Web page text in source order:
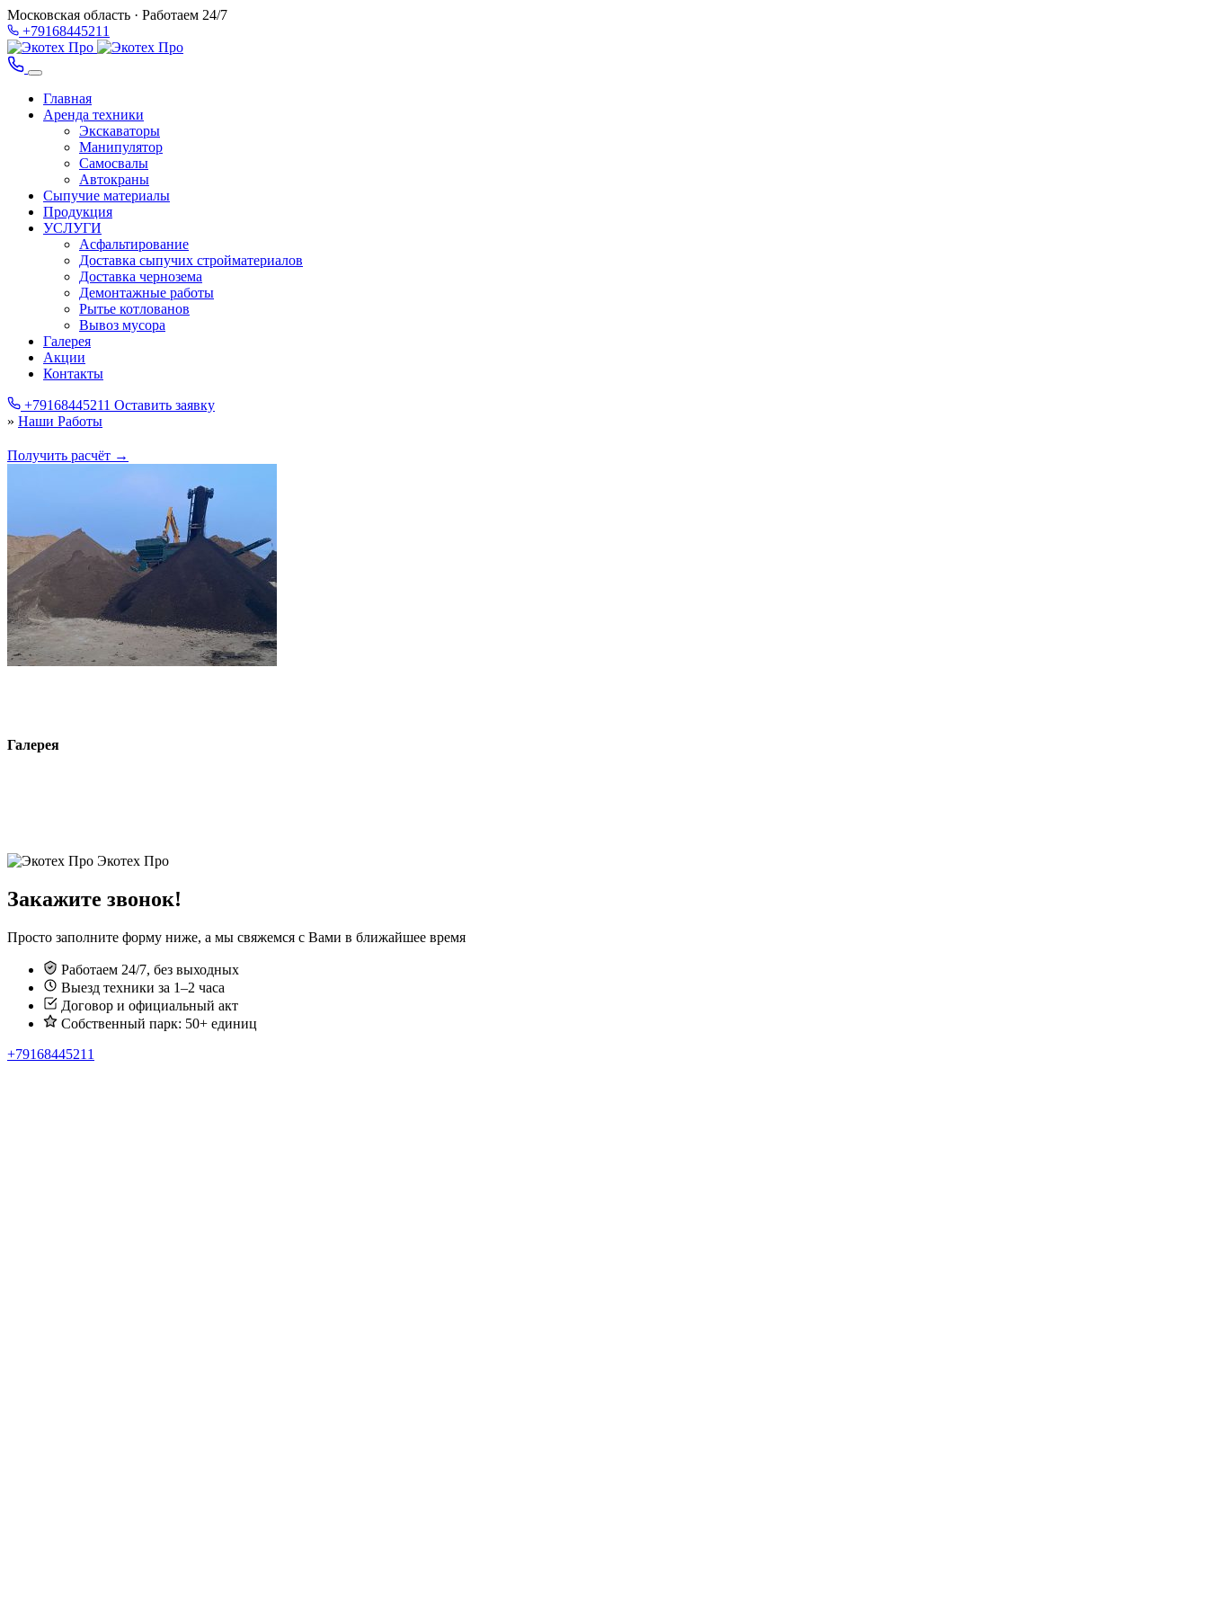
Московская область · Работаем 24/7
+79168445211
Главная
Аренда техники
Экскаваторы
Манипулятор
Самосвалы
Автокраны
Сыпучие материалы
Продукция
УСЛУГИ
Асфальтирование
Доставка сыпучих стройматериалов
Доставка чернозема
Демонтажные работы
Рытье котлованов
Вывоз мусора
Галерея
Акции
Контакты
+79168445211 Оставить заявку
» Наши Работы
Получить расчёт →
Галерея
Экотех Про
Закажите звонок!
Просто заполните форму ниже, а мы свяжемся с Вами в ближайшее время
Работаем 24/7, без выходных
Выезд техники за 1–2 часа
Договор и официальный акт
Собственный парк: 50+ единиц
+79168445211